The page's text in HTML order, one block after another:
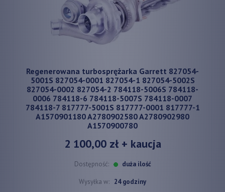
Regenerowana turbosprężarka Garrett 827054-
5001S 827054-0001 827054-1 827054-5002S
827054-0002 827054-2 784118-5006S 784118-
0006 784118-6 784118-5007S 784118-0007
784118-7 817777-5001S 817777-0001 817777-1
A1570901180 A2780902580 A2780902980
A1570900780
2 100,00 zł+ kaucja
Dostępność: duża ilość
Wysyłka w: 24 godziny